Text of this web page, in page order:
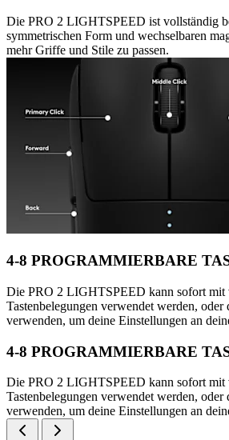
Die PRO 2 LIGHTSPEED ist vollständig
symmetrischen Form und wechselbaren
mehr Griffe und Stile zu passen.
4-8 PROGRAMMIERBARE
Die PRO 2 LIGHTSPEED kann sofort mit
Tastenbelegungen verwendet werden,
verwenden, um deine Einstellungen an
4-8 PROGRAMMIERBARE
Die PRO 2 LIGHTSPEED kann sofort mit
Tastenbelegungen verwendet werden,
verwenden, um deine Einstellungen an